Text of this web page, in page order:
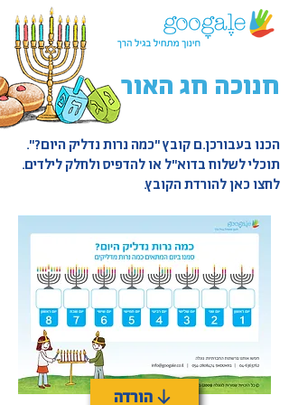
חנוכה חג האור
הכנו בעבורכן.ם קובץ "כמה נרות נדליק היום?".
תוכלי לשלוח בדוא"ל או להדפיס ולחלק לילדים.
לחצו כאן להורדת הקובץ.
הורדה